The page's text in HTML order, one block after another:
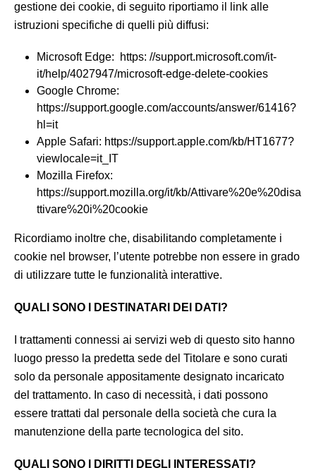
gestione dei cookie, di seguito riportiamo il link alle
istruzioni specifiche di quelli più diffusi:
Microsoft Edge: https: //support.microsoft.com/it-
it/help/4027947/microsoft-edge-delete-cookies
Google Chrome:
https://support.google.com/accounts/answer/61416?
hl=it
Apple Safari: https://support.apple.com/kb/HT1677?
viewlocale=it_IT
Mozilla Firefox:
https://support.mozilla.org/it/kb/Attivare%20e%20disa
ttivare%20i%20cookie
Ricordiamo inoltre che, disabilitando completamente i
cookie nel browser, l’utente potrebbe non essere in grado
di utilizzare tutte le funzionalità interattive.
QUALI SONO I DESTINATARI DEI DATI?
I trattamenti connessi ai servizi web di questo sito hanno
luogo presso la predetta sede del Titolare e sono curati
solo da personale appositamente designato incaricato
del trattamento. In caso di necessità, i dati possono
essere trattati dal personale della società che cura la
manutenzione della parte tecnologica del sito.
QUALI SONO I DIRITTI DEGLI INTERESSATI?